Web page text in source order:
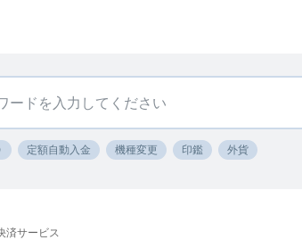
定額自動入金 機種変更 印鑑 外貨
済サービス